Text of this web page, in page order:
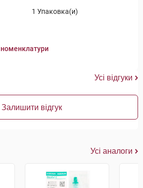
1 Упаковка(и)
номенклатури
Усі відгуки
Залишити відгук
Усі аналоги